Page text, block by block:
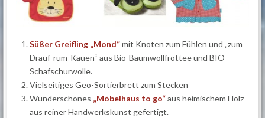
Süßer Greifling „Mond“mit Knoten zum Fühlen und „zum
Drauf-rum-Kauen“ aus Bio-Baumwollfrottee und BIO
Schafschurwolle.
Vielseitiges Geo-Sortierbrett zum Stecken
Wunderschönes „Möbelhaus to go“aus heimischem Holz
aus reiner Handwerkskunst gefertigt.